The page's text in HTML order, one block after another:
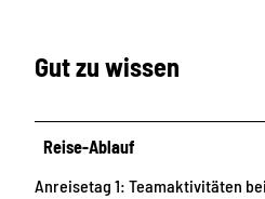
Gut zu wissen
Reise-Ablauf
Anreisetag 1: Teamaktivitäten